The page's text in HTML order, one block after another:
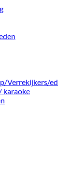
Verrekijkers/ed
karaoke